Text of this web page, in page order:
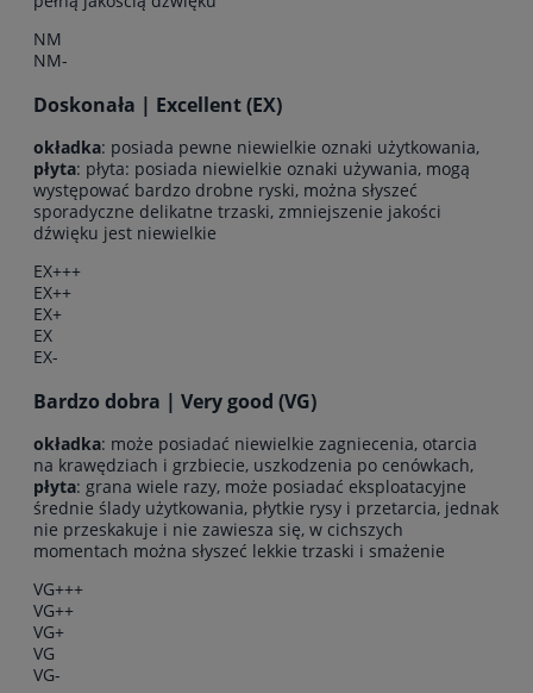
NM
NM-
Doskonała | Excellent (EX)
okładka: posiada pewne niewielkie oznaki użytkowania,
płyta: płyta: posiada niewielkie oznaki używania, mogą
występować bardzo drobne ryski, można słyszeć
sporadyczne delikatne trzaski, zmniejszenie jakości
dźwięku jest niewielkie
EX+++
EX++
EX+
EX
EX-
Bardzo dobra | Very good (VG)
okładka: może posiadać niewielkie zagniecenia, otarcia
na krawędziach i grzbiecie, uszkodzenia po cenówkach,
płyta: grana wiele razy, może posiadać eksploatacyjne
średnie ślady użytkowania, płytkie rysy i przetarcia, jednak
nie przeskakuje i nie zawiesza się, w cichszych
momentach można słyszeć lekkie trzaski i smażenie
VG+++
VG++
VG+
VG
VG-